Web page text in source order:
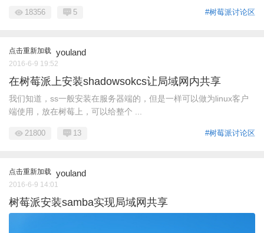
#树莓派讨论区
18356 5
点击重新加载 youland
2016-6-9 19:52
在树莓派上安装shadowsokcs让局域网内共享
我们知道，ss一般安装在服务器端的，但是一样可以做为linux客户
端使用，放在树莓上，可以给整个 ...
#树莓派讨论区
21800 13
点击重新加载 youland
2016-6-9 14:01
树莓派安装samba实现局域网共享